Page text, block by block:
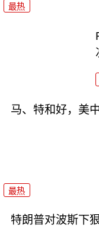
最热
马、特和好，美
最热
特朗普对波斯下